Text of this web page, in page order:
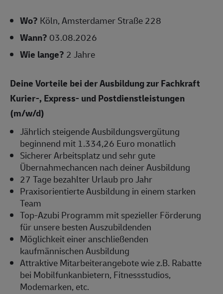
Wo? Köln, Amsterdamer Straße 228
Wann? 03.08.2026
Wie lange? 2 Jahre
Deine Vorteile bei der Ausbildung zur Fachkraft
Kurier-, Express- und Postdienstleistungen
(m/w/d)
Jährlich steigende Ausbildungsvergütung
beginnend mit 1.334,26 Euro monatlich
Sicherer Arbeitsplatz und sehr gute
Übernahmechancen nach deiner Ausbildung
27 Tage bezahlter Urlaub pro Jahr
Praxisorientierte Ausbildung in einem starken
Team
Top-Azubi Programm mit spezieller Förderung
für unsere besten Auszubildenden
Möglichkeit einer anschließenden
kaufmännischen Ausbildung
Attraktive Mitarbeiterangebote wie z.B. Rabatte
bei Mobilfunkanbietern, Fitnessstudios,
Modemarken, etc.